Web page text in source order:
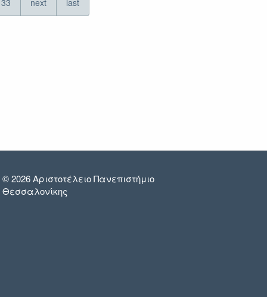
© 2026 Αριστοτέλειο Πανεπιστήμιο
Θεσσαλονίκης